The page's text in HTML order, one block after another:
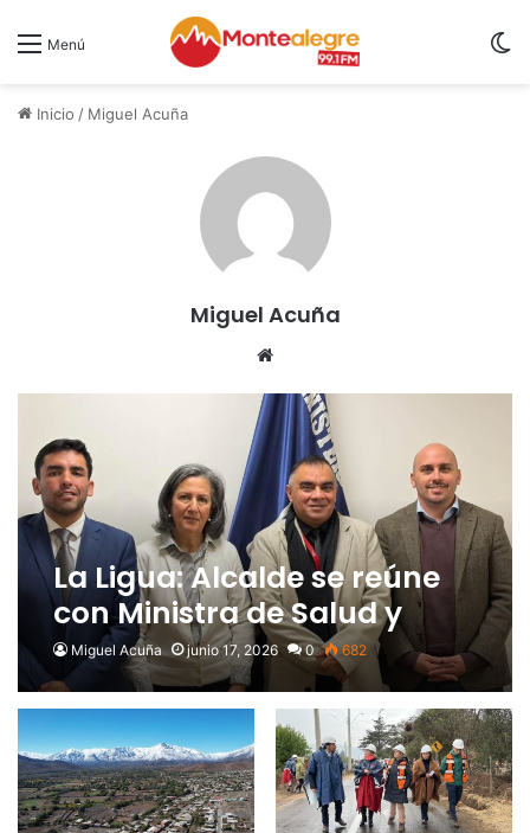
Menú
Inicio / Miguel Acuña
Miguel Acuña
we
b
La Ligua: Alcalde se reúne
con Ministra de Salud y
solicita se priorice
construcción de nuevo
Hospital
Miguel Acuña junio 17, 2026 0 682